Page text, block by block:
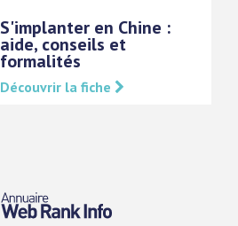
S'implanter en Chine :
aide, conseils et
formalités
Découvrir la fiche